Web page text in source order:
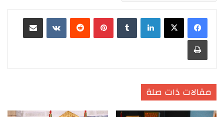
لينكدإن بينتيريست
طباعة
مقالات ذات صلة